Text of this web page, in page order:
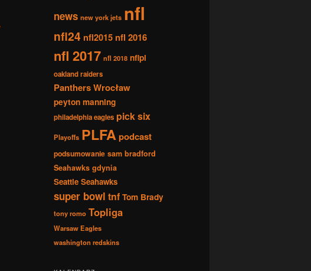
news new york jets nfl
nfl24 nfl2015 nfl 2016
nfl 2017 nfl 2018 nflpl
oakland raiders
Panthers Wrocław
peyton manning
philadelphia eagles pick six
Playoffs PLFApodcast
podsumowanie sam bradford
Seahawks gdynia
Seattle Seahawks
super bowl tnf Tom Brady
tony romo Topliga
Warsaw Eagles
washington redskins